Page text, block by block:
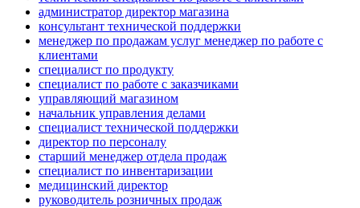
администратор директор магазина
консультант технической поддержки
менеджер по продажам услуг менеджер по работе с
клиентами
специалист по продукту
специалист по работе с заказчиками
управляющий магазином
начальник управления делами
специалист технической поддержки
директор по персоналу
старший менеджер отдела продаж
специалист по инвентаризации
медицинский директор
руководитель розничных продаж